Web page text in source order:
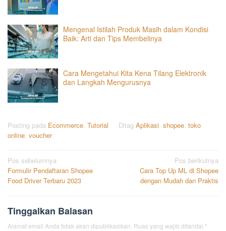
Mengenal Istilah Produk Masih dalam Kondisi
Baik: Arti dan Tips Membelinya
Cara Mengetahui Kita Kena Tilang Elektronik
dan Langkah Mengurusnya
Posting pada Ecommerce Tutorial Ditag Aplikasi shopee toko
online voucher
Navigasi
pos
Pos sebelumnya
Formulir Pendaftaran Shopee
Food Driver Terbaru 2023
Pos berikutnya
Cara Top Up ML di Shopee
dengan Mudah dan Praktis
Tinggalkan Balasan
Alamat email Anda tidak akan dipublikasikan. Ruas yang wajib ditandai *